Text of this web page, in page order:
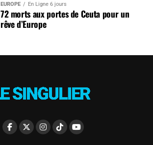
EUROPE En Ligne 6 jours
72 morts aux portes de Ceuta pour un
rêve d’Europe